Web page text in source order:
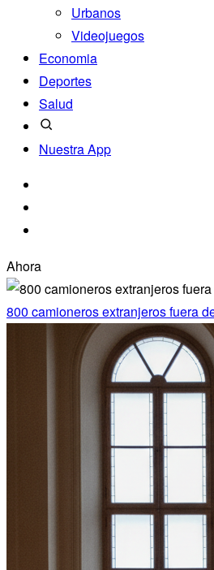
Urbanos
Videojuegos
Economia
Deportes
Salud
Nuestra App
Ahora
800 camioneros extranjeros fuera